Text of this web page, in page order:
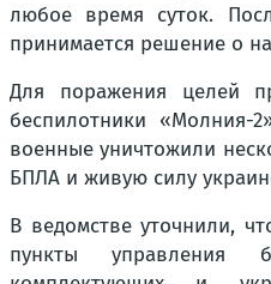
любое время суток.
принимается решение о
Для поражения целей
беспилотники «Молния-
военные уничтожили
БПЛА и живую силу
В ведомстве уточнили,
пункты управления